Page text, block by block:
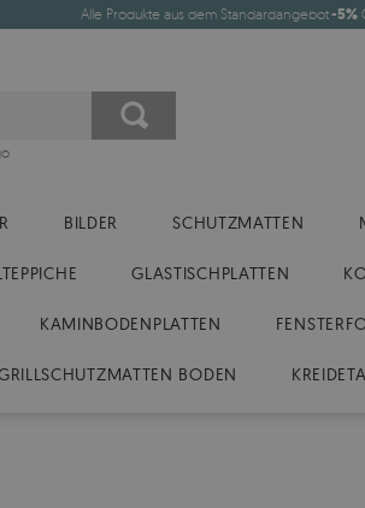
Alle Produkte aus dem Standardangebot-5%
BILDER SCHUTZMATTEN
GLASTISCHPLATTEN
KAMINBODENPLATTEN
BODEN